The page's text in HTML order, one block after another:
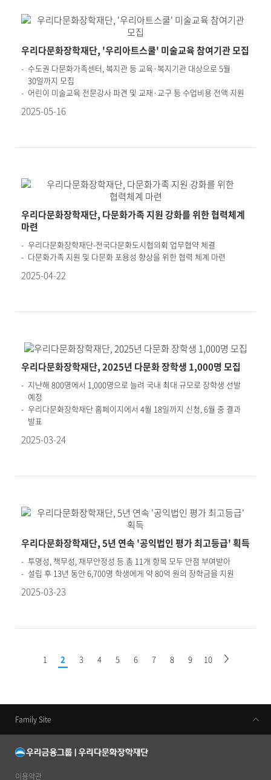
우리다문화장학재단, '우리아트스쿨' 미술교육 참여기관 모집
수도권 다문화가족센터, 복지관 등 교육·복지기관 대상으로 5월
30일까지 모집
어린이 미술교육 전문강사 파견 및 교재·교구 등 수업비용 전액 지원
2025-05-16
우리다문화장학재단, 다문화가족 지원 강화를 위한 협력체계
마련
우리다문화장학재단-전국다문화도시협의회 업무협약 체결
다문화가족 지원 및 다문화 포용성 향상을 위한 협력 체계 마련
2025-04-22
우리다문화장학재단, 2025년 다문화 장학생 1,000명 모집
지난해 800명에서 1,000명으로 늘려 국내 최대 규모로 장학생 선발
예정
우리다문화장학재단 홈페이지에서 4월 18일까지 신청, 6월 중 결과
발표
2025-03-24
우리다문화장학재단, 5년 연속 '공익법인 평가 최고등급' 획득
투명성, 책무성, 재무안정성 등 총 11개 항목 모두 만점 부여받아
설립 후 13년 동안 6,700명 학생에게 약 80억 원의 장학금을 지원
2025-03-23
1 2 3 4 5 6 7 8 9 10
이용약관
Family Site
우리금융지주
우리은행
동양생명